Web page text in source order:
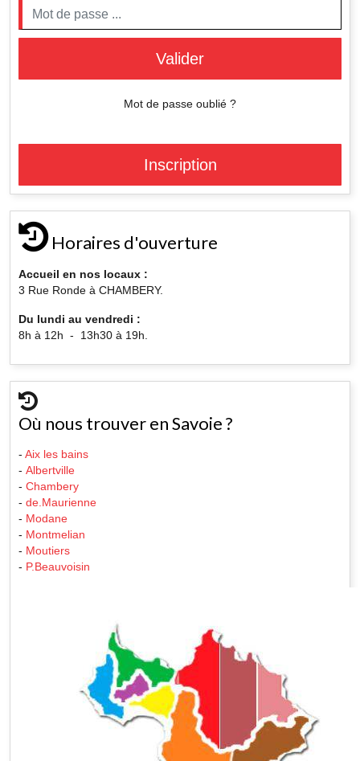
Valider
Mot de passe oublié ?
Inscription
Horaires d'ouverture
Accueil en nos locaux :
3 Rue Ronde à CHAMBERY.
Du lundi au vendredi :
8h à 12h - 13h30 à 19h.
Où nous trouver en Savoie ?
- Aix les bains
- Albertville
- Chambery
- de.Maurienne
- Modane
- Montmelian
- Moutiers
- P.Beauvoisin